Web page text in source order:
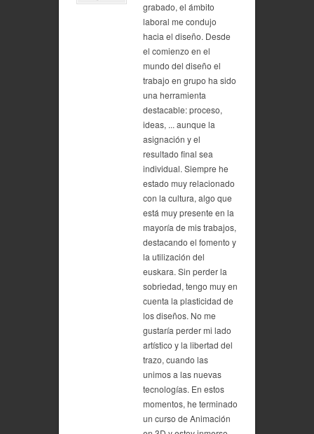
grabado, el ámbito
laboral me condujo
hacia el diseño. Desde
el comienzo en el
mundo del diseño el
trabajo en grupo ha sido
una herramienta
destacable: proceso,
ideas, ... aunque la
asignación y el
resultado final sea
individual. Siempre he
estado muy relacionado
con la cultura, algo que
está muy presente en la
mayoría de mis trabajos,
destacando el fomento y
la utilización del
euskara. Sin perder la
sobriedad, tengo muy en
cuenta la plasticidad de
los diseños. No me
gustaría perder mi lado
artístico y la libertad del
trazo, cuando las
unimos a las nuevas
tecnologías. En estos
momentos, he terminado
un curso de Animación